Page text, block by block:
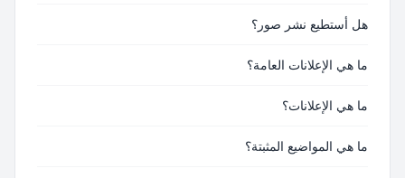
هل أستطيع نشر صور؟
ما هي الإعلانات العامة؟
ما هي الإعلانات؟
ما هي المواضيع المثبتة؟